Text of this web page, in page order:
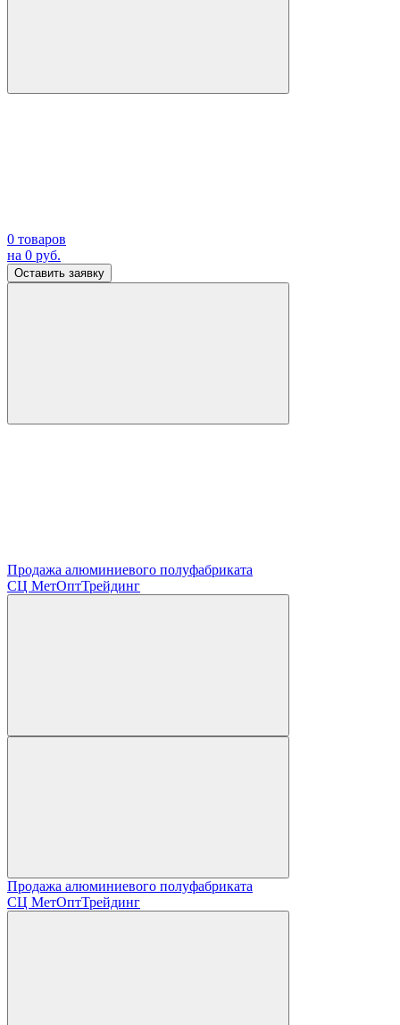
0 товаров
на 0 руб.
Оставить заявку
Продажа алюминиевого полуфабриката
СЦ МетОптТрейдинг
Продажа алюминиевого полуфабриката
СЦ МетОптТрейдинг